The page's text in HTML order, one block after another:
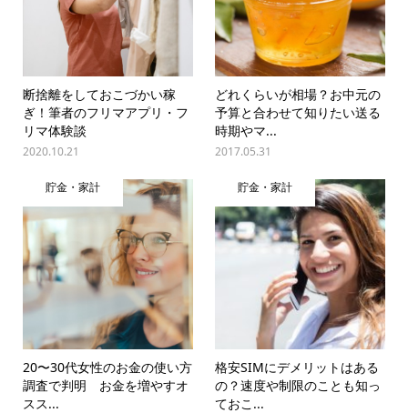
断捨離をしておこづかい稼
ぎ！筆者のフリマアプリ・フ
リマ体験談
2020.10.21
どれくらいが相場？お中元の
予算と合わせて知りたい送る
時期やマ...
2017.05.31
貯金・家計
20〜30代女性のお金の使い方
調査で判明 お金を増やすオ
スス...
貯金・家計
格安SIMにデメリットはある
の？速度や制限のことも知っ
ておこ...